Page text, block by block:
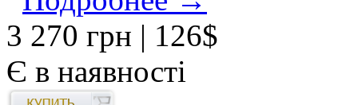
3 270 грн | 126$
Є в наявності